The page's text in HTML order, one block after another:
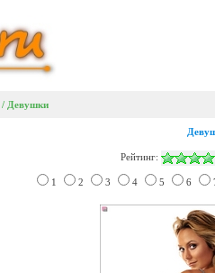
/ Девушки
Рейтинг:
1 2 3 4 5 6